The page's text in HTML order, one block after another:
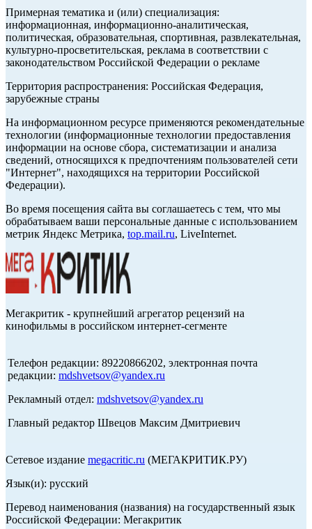
Примерная тематика и (или) специализация:
информационная, информационно-аналитическая,
политическая, образовательная, спортивная, развлекательная,
культурно-просветительская, реклама в соответствии с
законодательством Российской Федерации о рекламе
Территория распространения: Российская Федерация,
зарубежные страны
На информационном ресурсе применяются рекомендательные
технологии (информационные технологии предоставления
информации на основе сбора, систематизации и анализа
сведений, относящихся к предпочтениям пользователей сети
"Интернет", находящихся на территории Российской
Федерации).
Во время посещения сайта вы соглашаетесь с тем, что мы
обрабатываем ваши персональные данные с использованием
метрик Яндекс Метрика, top.mail.ru, LiveInternet.
Мегакритик - крупнейший агрегатор рецензий на
кинофильмы в российском интернет-сегменте
Телефон редакции: 89220866202, электронная почта
редакции: mdshvetsov@yandex.ru
Рекламный отдел: mdshvetsov@yandex.ru
Главный редактор Швецов Максим Дмитриевич
Сетевое издание megacritic.ru (МЕГАКРИТИК.РУ)
Язык(и): русский
Перевод наименования (названия) на государственный язык
Российской Федерации: Мегакритик